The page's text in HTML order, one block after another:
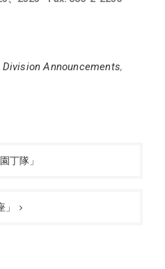
Announcements,
丁隊」